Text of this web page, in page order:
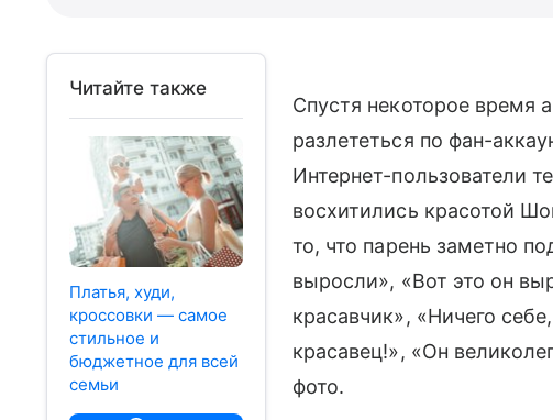
Читайте также
Платья, худи,
кроссовки — самое
стильное и
бюджетное для всей
семьи
Спустя некоторое время
разлететься по фан-
Интернет-пользователи
восхитились красотой
то, что парень заметно
выросли», «Вот это он
красавчик», «Ничего
красавец!», «Он
фото.